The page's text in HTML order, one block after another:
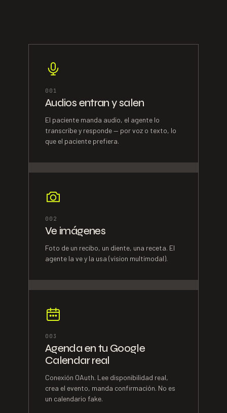
0 01
Audios entran y salen
El paciente manda audio, el agente lo
transcribe y responde — por voz o texto, lo
que el paciente prefiera.
0 02
Ve imágenes
Foto de un recibo, un diente, una receta. El
agente la ve y la usa (vision multimodal).
0 03
Agenda en tu Google
Calendar real
Conexión OAuth. Lee disponibilidad real,
crea el evento, manda confirmación. No es
un calendario fake.